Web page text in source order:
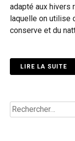
adapté aux hivers
laquelle on utilise
conserve et du
LIRE LA SUITE
Rechercher :